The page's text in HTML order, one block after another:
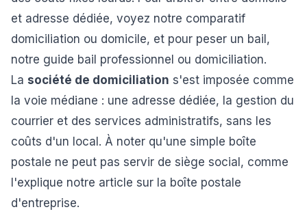
et adresse dédiée, voyez notre comparatif
domiciliation ou domicile, et pour peser un bail,
notre guide bail professionnel ou domiciliation.
La société de domiciliation s'est imposée comme
la voie médiane : une adresse dédiée, la gestion du
courrier et des services administratifs, sans les
coûts d'un local. À noter qu'une simple boîte
postale ne peut pas servir de siège social, comme
l'explique notre article sur la boîte postale
d'entreprise.